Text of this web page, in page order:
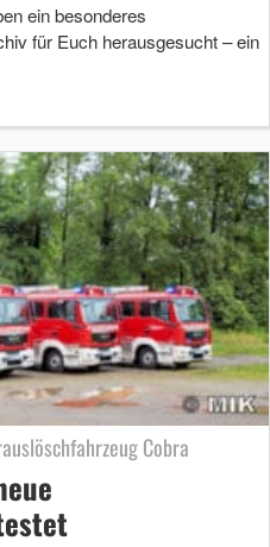
ein besonderes
für Euch herausgesucht – ein
Cobra